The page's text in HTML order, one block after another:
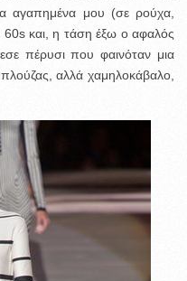
αγαπημένα μου (σε ρούχα,
και, η τάση έξω ο αφαλός
πέρυσι που φαινόταν μια
αλλά χαμηλοκάβαλο,